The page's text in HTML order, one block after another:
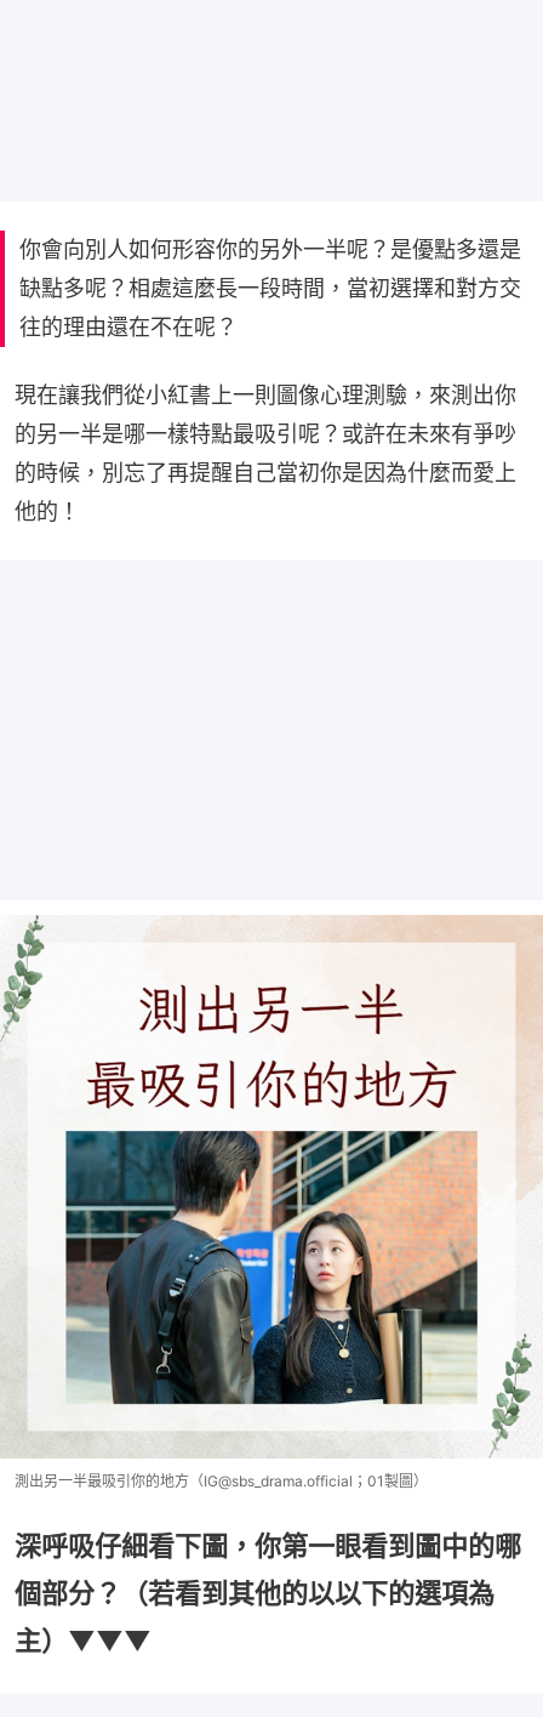
你會向別人如何形容你的另外一半呢？是優點多還是
缺點多呢？相處這麼長一段時間，當初選擇和對方交
往的理由還在不在呢？
現在讓我們從小紅書上一則圖像心理測驗，來測出你
的另一半是哪一樣特點最吸引呢？或許在未來有爭吵
的時候，別忘了再提醒自己當初你是因為什麼而愛上
他的！
測出另一半最吸引你的地方（IG@sbs_drama.official；01製圖）
深呼吸仔細看下圖，你第一眼看到圖中的哪
個部分？（若看到其他的以以下的選項為
主）▼▼▼